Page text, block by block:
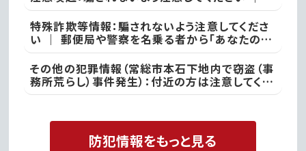
不審な投稿やメール等で不安を感じた際は、最寄
りの警察署
特殊詐欺等情報：騙されないよう注意してくださ
い ｜ 郵便局や警察を名乗る者から「あなたの名
義の郵便物が」や「あなた名義の口座が」などと
いった電話があった際には、決して対応せず、すぐ
に電話を切って取手警察署
その他の犯罪情報（常総市本石下地内で窃盗（事
務所荒らし）事件発生）：付近の方は注意してくだ
さい ｜ 常総警察署
防犯情報をもっと見る